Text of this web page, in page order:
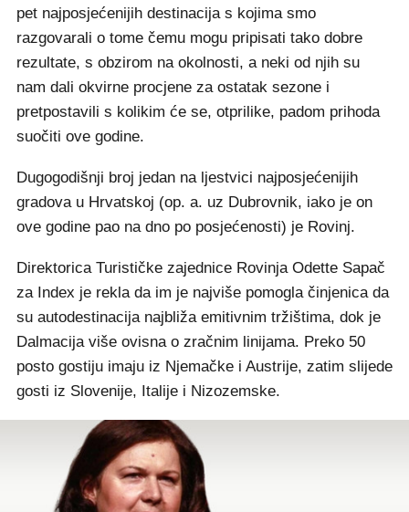
pet najposjećenijih destinacija s kojima smo
razgovarali o tome čemu mogu pripisati tako dobre
rezultate, s obzirom na okolnosti, a neki od njih su
nam dali okvirne procjene za ostatak sezone i
pretpostavili s kolikim će se, otprilike, padom prihoda
suočiti ove godine.
Dugogodišnji broj jedan na ljestvici najposjećenijih
gradova u Hrvatskoj (op. a. uz Dubrovnik, iako je on
ove godine pao na dno po posjećenosti) je Rovinj.
Direktorica Turističke zajednice Rovinja Odette Sapač
za Index je rekla da im je najviše pomogla činjenica da
su autodestinacija najbliža emitivnim tržištima, dok je
Dalmacija više ovisna o zračnim linijama. Preko 50
posto gostiju imaju iz Njemačke i Austrije, zatim slijede
gosti iz Slovenije, Italije i Nizozemske.